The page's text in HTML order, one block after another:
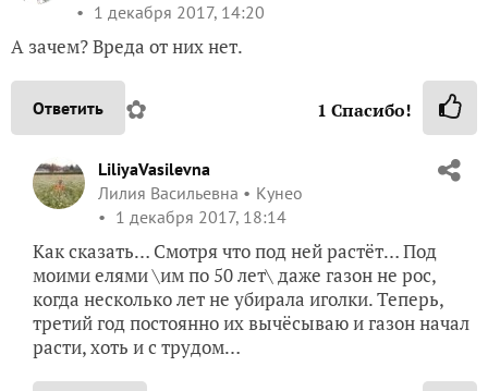
1 декабря 2017, 14:20
А зачем? Вреда от них нет.
Ответить ✿ 1 Спасибо!
LiliyaVasilevna
Лилия Васильевна
Кунео
1 декабря 2017, 18:14
Как сказать… Смотря что под ней растёт… Под
моими елями \им по 50 лет\ даже газон не рос,
когда несколько лет не убирала иголки. Теперь,
третий год постоянно их вычёсываю и газон начал
расти, хоть и с трудом…